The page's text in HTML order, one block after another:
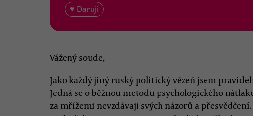
♥ Daruji
Vážený soude,
Jako každý jiný ruský politický vězeň jsem
Jedná se o běžnou metodu psychologického
za mřížemi nevzdávají svých názorů a přesvědčení.